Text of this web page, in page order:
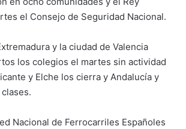
el Consejo de Seguridad Nacional.
y la ciudad de Valencia
los colegios el martes sin actividad
y Elche los cierra y Andalucía y
Nacional de Ferrocarriles Españoles